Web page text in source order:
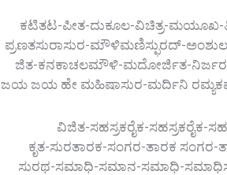
ಕಟಿತಟ-ಪೀತ-ದುಕೂಲ-ವಿಚಿತ್ರ-ಮಯೂಖ-
ಪ್ರಣತಸುರಾಸುರ-ಮೌಳಿಮಣಿಸ್ಫುರದ್-
ಜಿತ-ಕನಕಾಚಲಮೌಳಿ-ಮದೋರ್ಜಿತ-
ಜಯ ಜಯ ಹೇ ಮಹಿಷಾಸುರ-ಮರ್ದಿನಿ
ವಿಜಿತ-ಸಹಸ್ರಕರೈಕ-ಸಹಸ್ರಕರೈಕ-
ಕೃತ-ಸುರತಾರಕ-ಸಂಗರ-ತಾರಕ ಸಂಗರ-
ಸುರಥ-ಸಮಾಧಿ-ಸಮಾನ-ಸಮಾಧಿ-